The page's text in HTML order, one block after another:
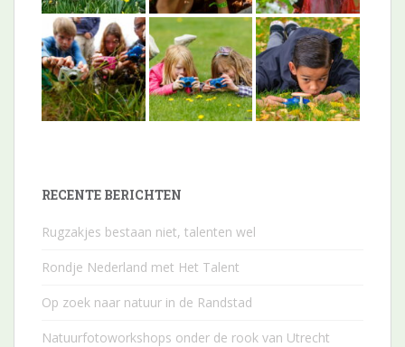
RECENTE BERICHTEN
Rugzakjes bestaan niet, talenten wel
Rondje Nederland met Het Talent
Op zoek naar natuur in de Randstad
Natuurfotoworkshops onder de rook van Utrecht